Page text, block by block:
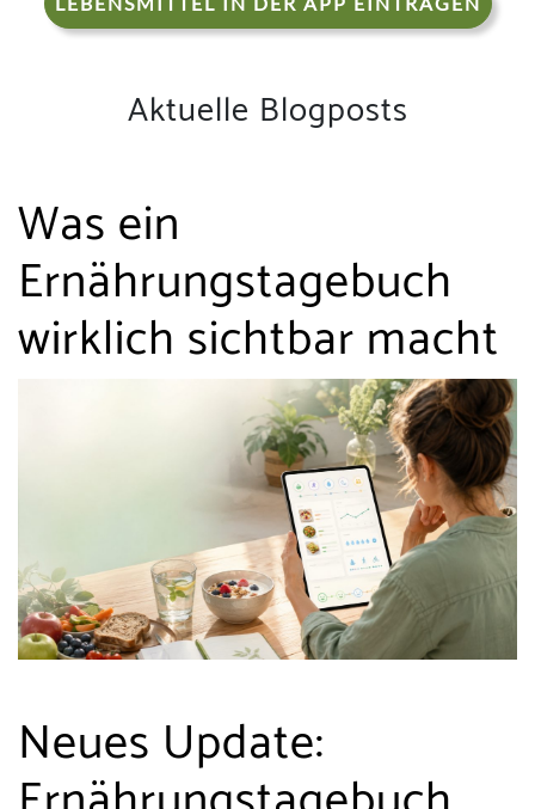
Aktuelle Blogposts
Was ein
Ernährungstagebuch
wirklich sichtbar macht
Neues Update: